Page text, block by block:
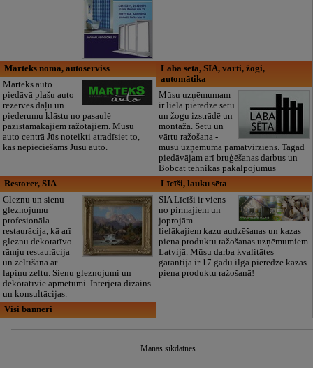
Marteks noma, autoserviss
Marteks auto
piedāvā plašu auto
rezerves daļu un
piederumu klāstu no pasaulē
pazīstamākajiem ražotājiem. Mūsu
auto centrā Jūs noteikti atradīsiet to,
kas nepieciešams Jūsu auto.
Laba sēta, SIA, vārti, žogi,
automātika
Mūsu uzņēmumam
ir liela pieredze sētu
un žogu izstrādē un
montāžā. Sētu un
vārtu ražošana -
mūsu uzņēmuma pamatvirziens. Tagad
piedāvājam arī bruģēšanas darbus un
Bobcat tehnikas pakalpojumus
Restorer, SIA
Gleznu un sienu
gleznojumu
profesionāla
restaurācija, kā arī
gleznu dekoratīvo
rāmju restaurācija
un zeltīšana ar
lapiņu zeltu. Sienu gleznojumi un
dekoratīvie apmetumi. Interjera dizains
un konsultācijas.
Līcīši, lauku sēta
SIA Līcīši ir viens
no pirmajiem un
joprojām
lielākajiem kazu audzēšanas un kazas
piena produktu ražošanas uzņēmumiem
Latvijā. Mūsu darba kvalitātes
garantija ir 17 gadu ilgā pieredze kazas
piena produktu ražošanā!
Visi banneri
Manas sīkdatnes